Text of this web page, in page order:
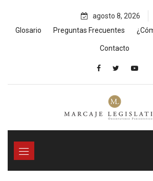
content
agosto 8, 2026
Glosario
Preguntas Frecuentes
Contacto